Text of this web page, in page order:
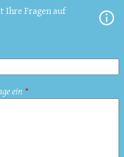
Ihre Fragen auf
ein